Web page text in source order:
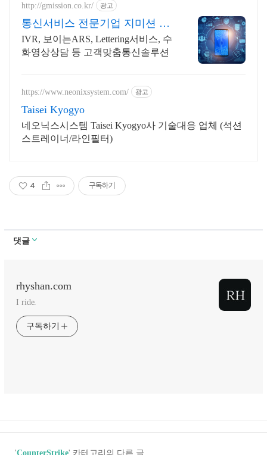
http://gmission.co.kr/ 광고
통신서비스 전문기업 지미션 고
객응대의 새로운 패러다임
IVR, 보이는ARS, Lettering서비스, 수
화영상상담 등 고객맞춤통신솔루션
https://www.neonixsystem.com/ 광고
Taisei Kyogyo
네오닉스시스템 Taisei Kyogyo사 기술대응 업체 (석션
스트레이너/라인필터)
4 구독하기
댓글
rhyshan.com
I ride.
구독하기
'CounterStrike' 카테고리의 다른 글